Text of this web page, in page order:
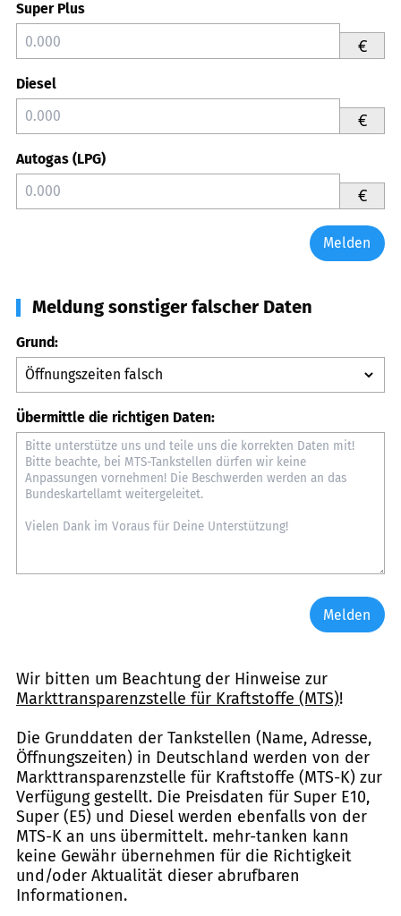
Super Plus
€
Diesel
€
Autogas (LPG)
€
Melden
Meldung sonstiger falscher Daten
Grund:
Übermittle die richtigen Daten:
Melden
Wir bitten um Beachtung der Hinweise zur
Markttransparenzstelle für Kraftstoffe (MTS)!
Die Grunddaten der Tankstellen (Name, Adresse,
Öffnungszeiten) in Deutschland werden von der
Markttransparenzstelle für Kraftstoffe (MTS-K) zur
Verfügung gestellt. Die Preisdaten für Super E10,
Super (E5) und Diesel werden ebenfalls von der
MTS-K an uns übermittelt. mehr-tanken kann
keine Gewähr übernehmen für die Richtigkeit
und/oder Aktualität dieser abrufbaren
Informationen.